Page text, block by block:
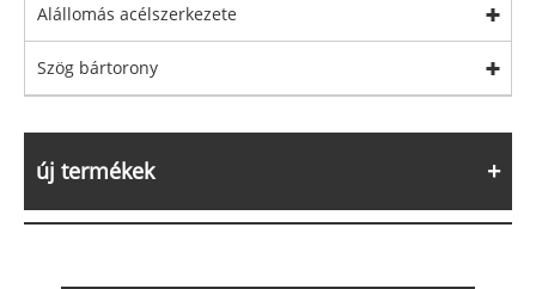
Alállomás acélszerkezete
Szög bártorony
új termékek